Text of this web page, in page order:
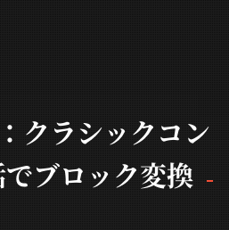
クラシックコン
ブロック変換